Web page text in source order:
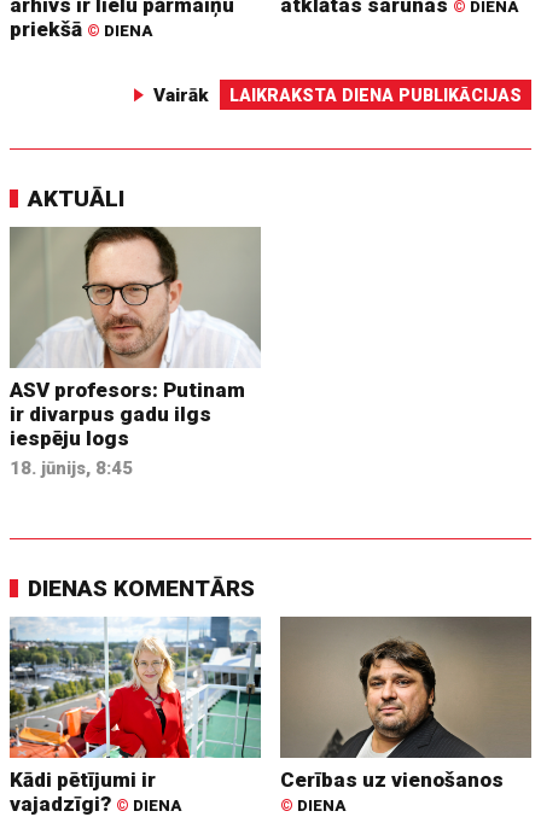
priekšā © DIENA
© DIENA
Vairāk LAIKRAKSTA DIENA PUBLIKĀCIJAS
AKTUĀLI
ASV profesors: Putinam
ir divarpus gadu ilgs
iespēju logs
18. jūnijs, 8:45
DIENAS KOMENTĀRS
Kādi pētījumi ir
vajadzīgi? © DIENA
Cerības uz vienošanos
© DIENA